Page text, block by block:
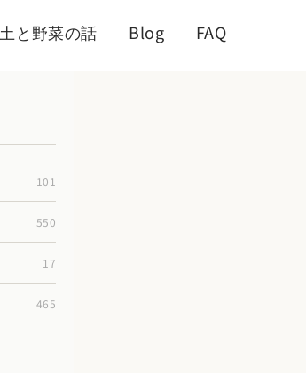
土と野菜の話 Blog FAQ
101
550
17
465